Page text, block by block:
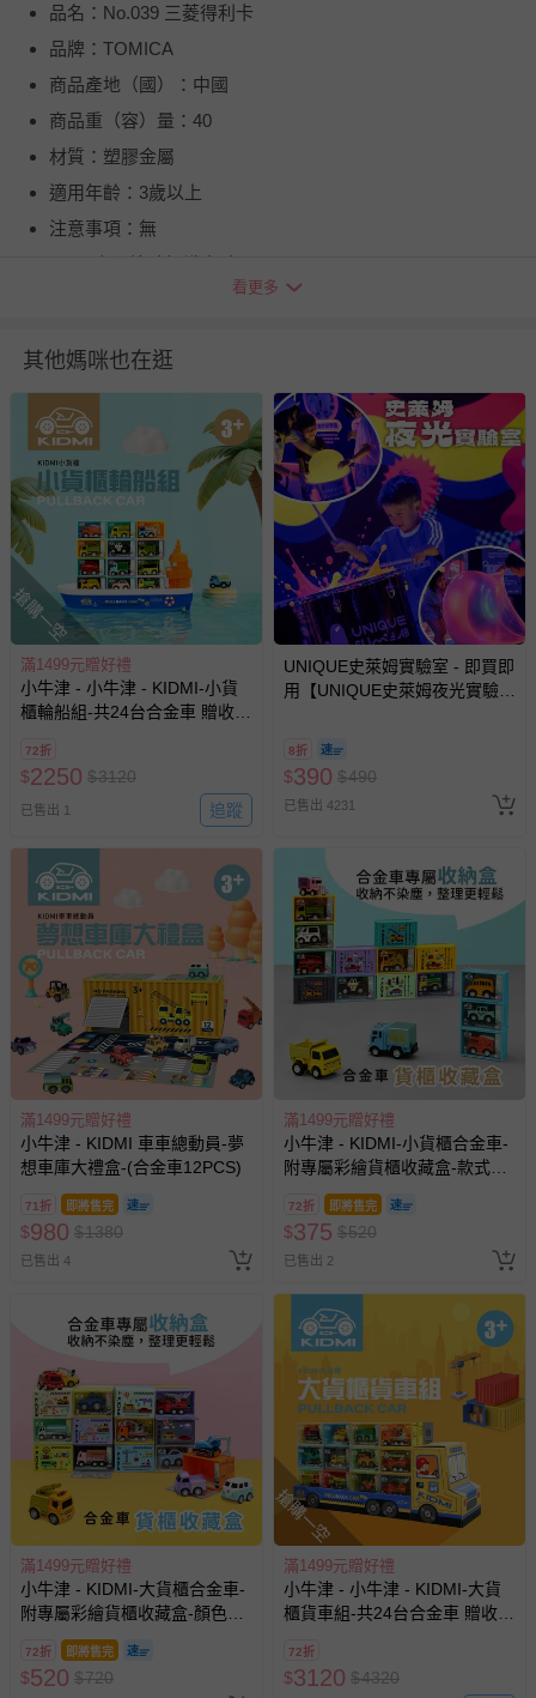
品名：No.039 三菱得利卡
品牌：TOMICA
商品產地（國）：中國
商品重（容）量：40
材質：塑膠金屬
適用年齡：3歲以上
注意事項：無
並非試用期，您所退回的商品必須是未經使用的全新狀態，
如需退換貨，請於收到商品7天（含例假日內提出），如為
瑕疵退換貨所產生的運費，將由媽咪愛負責處理，若非瑕疵
退貨，您可至『查詢訂單』>『已出貨』中查詢該筆訂單，
並點選『我要退貨』即可進行申請。若有相關退貨問題，請
至媽咪愛LINE@客服ID: @mamilove我們將依序為您處理
與服務，謝謝。
針對滿件折/滿額贈…等活動，如因部份退貨，而該訂單保
留商品未達活動門檻，將以原價計算，活動贈品亦需一併退
回。
部分商品依據消費者保護法的規定，不適用七天鑑賞期/猶
豫期範圍：
易於腐敗、保存期限較短或解約時即將逾期（例如生鮮
客製化商品（例如客製生日書、姓名貼等）。
報紙、期刊或雜誌（惟書籍如經拆封、使用，則酌收整
新費用）。
經消費者拆封之影音商品或電腦軟體（例如 DVD、CD
等）。
非以有形媒介提供之數位內容或一經提供即為完成之線
上服務，經消費者事先同意始提供（例如線上課程、遊
戲或活動點數等）。
已拆封之以下類型商品：
-個人衛生用品（例如尿布、貼身衣物、泳裝、襪子、地
墊、寢具類等）。
-新生兒親膚衣物（嬰幼兒包巾與背巾、包屁衣、學習
褲、紗布衣等）。
-接觸性孕哺產品（奶嘴、奶瓶、擠乳器、哺乳衣、托腹
-其他原廠盒裝商品封口處已貼上「不可拆封」，或具警
示字句等說明貼紙、封條者。
國際航空、客運、訂房等服務。
相關的退換貨辦理流程，可詳見：退換貨 & 退款問題
其他常見問題：
運送服務：目前提供的運送僅限台灣本島。如您位於離島地
區，可能會無法配送，或須依據商品需加收離島運費。廠商
亦保留出貨與否的權利。離島、偏遠地區、樓層親送等加價
費用，可能會另需加收。
商品實際的配達日期，可於訂單個人資料內的查詢訂單內，
已出貨通知之訊息為主。
看更多
其他媽咪也在逛
搶購一空
滿1499元贈好禮
小牛津 - 小牛津 - KIDMI-小貨
櫃輪船組-共24台合金車 贈收藏
72折
$2250 $3120
已售出 1 追蹤
UNIQUE史萊姆實驗室 - 即買即
用【UNIQUE史萊姆夜光實驗室
訂單編號兌換，逾期作廢) (大
人小孩均一價(3歲以上需購票))
8折
$390 $490
已售出 4231
滿1499元贈好禮
小牛津 - KIDMI 車車總動員-夢
想車庫大禮盒-(合金車12PCS)
71折 即將售完
$980 $1380
已售出 4
滿1499元贈好禮
小牛津 - KIDMI-小貨櫃合金車-
附專屬彩繪貨櫃收藏盒-款式顏
色隨機
72折 即將售完
$375 $520
已售出 2
滿1499元贈好禮
小牛津 - KIDMI-大貨櫃合金車-
附專屬彩繪貨櫃收藏盒-顏色隨
72折 即將售完
$520 $720
搶購一空
滿1499元贈好禮
小牛津 - 小牛津 - KIDMI-大貨
櫃貨車組-共24台合金車 贈收藏
72折
$3120 $4320